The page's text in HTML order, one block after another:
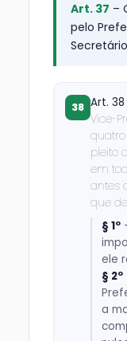
Art. 37 –
pelo
38 Art. 38
Vice-
pleito
em
antes
que
§ 1º
ele
§ 2º
a